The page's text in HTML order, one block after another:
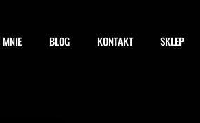
MNIE BLOG KONTAKT SKLEP